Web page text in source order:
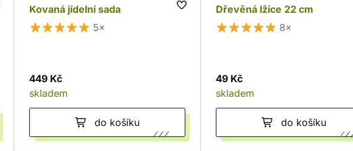
Kovaná jídelní sada
5×
449 Kč
skladem
do košíku
Dřevěná lžíce 22 cm
8×
49 Kč
skladem
do košíku